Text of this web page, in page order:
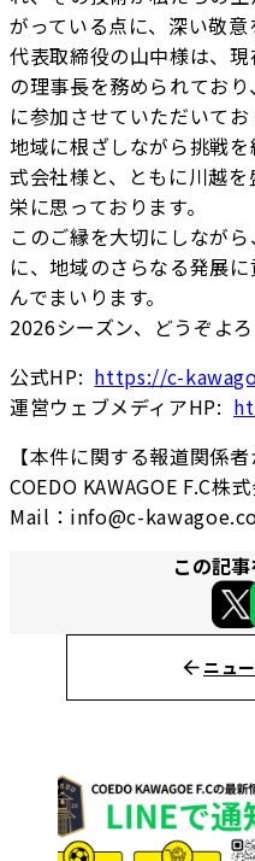
がっている点に、深い敬意
代表取締役の山中様は、
の理事長を務められてお
に参加させていただいてお
地域に根ざしながら挑戦
式会社様と、ともに川越
栄に思っております。
このご縁を大切にしなが
に、地域のさらなる発展
んでまいります。
2026シーズン、どうぞよ
公式HP: https://c-
運営ウェブメディアHP:
【本件に関する報道関係
COEDO KAWAGOE F.C株
Mail：info@c-
この記
ニュ